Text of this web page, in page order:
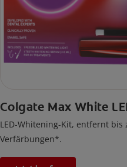
Colgate Max White
LED-Whitening-Kit, entfernt bis
Verfärbungen*.